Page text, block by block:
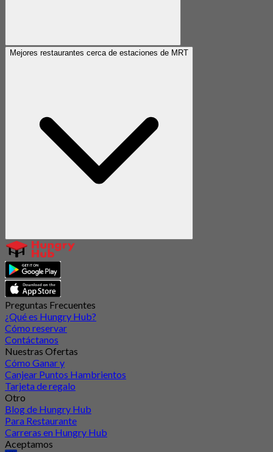
Mejores restaurantes cerca de estaciones de MRT
Preguntas Frecuentes
¿Qué es Hungry Hub?
Cómo reservar
Contáctanos
Nuestras Ofertas
Cómo Ganar y
Canjear Puntos Hambrientos
Tarjeta de regalo
Otro
Blog de Hungry Hub
Para Restaurante
Carreras en Hungry Hub
Aceptamos